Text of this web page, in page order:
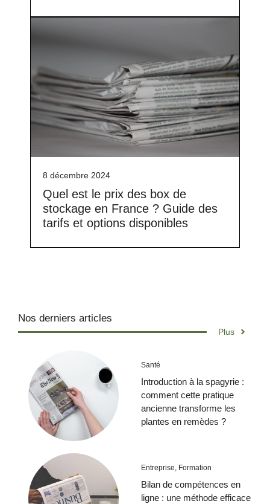
8 décembre 2024
Quel est le prix des box de
stockage en France ? Guide des
tarifs et options disponibles
Nos derniers articles
Plus
Santé
Introduction à la spagyrie :
comment cette pratique
ancienne transforme les
plantes en remèdes ?
Entreprise, Formation
Bilan de compétences en
ligne : une méthode efficace